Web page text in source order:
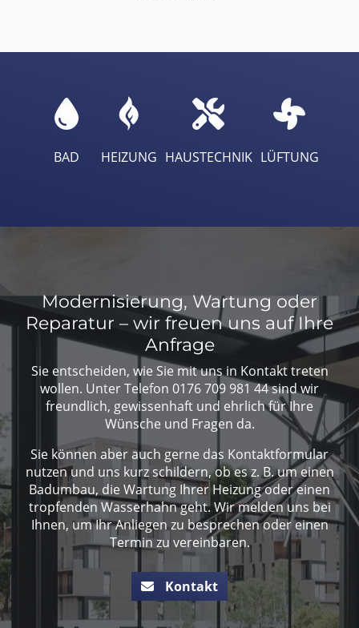
BAD HEIZUNG HAUSTECHNIK LÜFTUNG
Modernisierung, Wartung oder
Reparatur – wir freuen uns auf Ihre
Anfrage
Sie entscheiden, wie Sie mit uns in Kontakt treten
wollen. Unter Telefon 0176 709 981 44sind wir
freundlich, gewissenhaft und ehrlich für Ihre
Wünsche und Fragen da.
Sie können aber auch gerne das Kontaktformular
nutzen und uns kurz schildern, ob es z. B. um einen
Badumbau, die Wartung Ihrer Heizung oder einen
tropfenden Wasserhahn geht. Wir melden uns bei
Ihnen, um Ihr Anliegen zu besprechen oder einen
Termin zu vereinbaren.
Kontakt